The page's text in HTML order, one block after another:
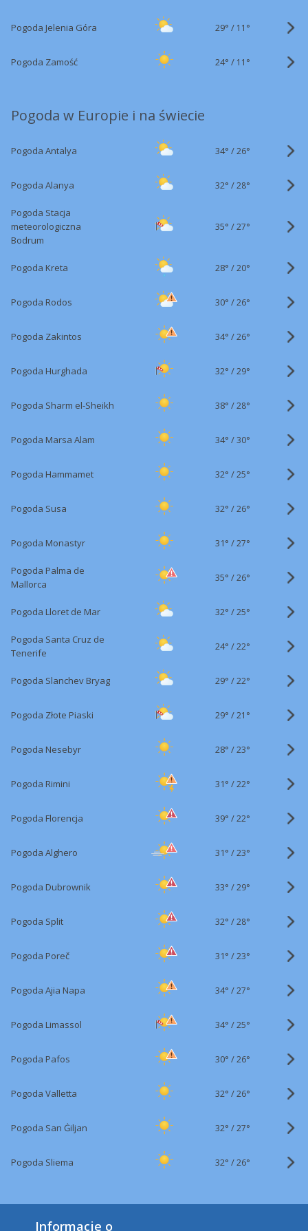
Pogoda Jelenia Góra 29° / 11°
Pogoda Zamość 24° / 11°
Pogoda w Europie i na świecie
Pogoda Antalya 34° /26°
Pogoda Alanya 32° /28°
Pogoda Stacja
meteorologiczna
Bodrum
35° /27°
Pogoda Kreta 28° /20°
Pogoda Rodos 30° /26°
Pogoda Zakintos 34° /26°
Pogoda Hurghada 32° /29°
Pogoda Sharm el-Sheikh 38° /28°
Pogoda Marsa Alam 34° /30°
Pogoda Hammamet 32° /25°
Pogoda Susa 32° /26°
Pogoda Monastyr 31° /27°
Pogoda Palma de
Mallorca
35° /26°
Pogoda Lloret de Mar 32° /25°
Pogoda Santa Cruz de
Tenerife
24° /22°
Pogoda Slanchev Bryag 29° /22°
Pogoda Złote Piaski 29° /21°
Pogoda Nesebyr 28° /23°
Pogoda Rimini 31° /22°
Pogoda Florencja 39° /22°
Pogoda Alghero 31° /23°
Pogoda Dubrownik 33° /29°
Pogoda Split 32° /28°
Pogoda Poreč 31° /23°
Pogoda Ajia Napa 34° /27°
Pogoda Limassol 34° /25°
Pogoda Pafos 30° /26°
Pogoda Valletta 32° /26°
Pogoda San Ġiljan 32° /27°
Pogoda Sliema 32° /26°
Informacje o